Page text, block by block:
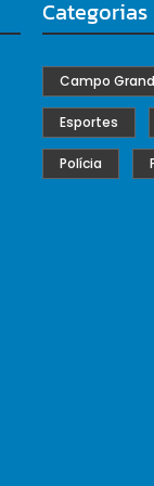
Categorias
Campo
Esportes
Polícia